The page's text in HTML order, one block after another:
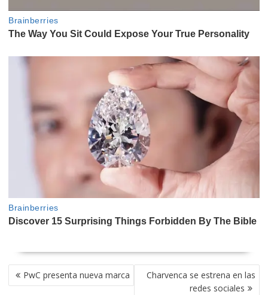
NAVEGACIÓN
DE PwC presenta nueva marca
Charvenca se estrena en las
redes sociales